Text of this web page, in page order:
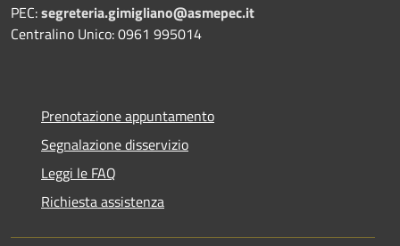
PEC:segreteria.gimigliano@asmepec.it
Centralino Unico: 0961 995014
Prenotazione appuntamento
Segnalazione disservizio
Leggi le FAQ
Richiesta assistenza